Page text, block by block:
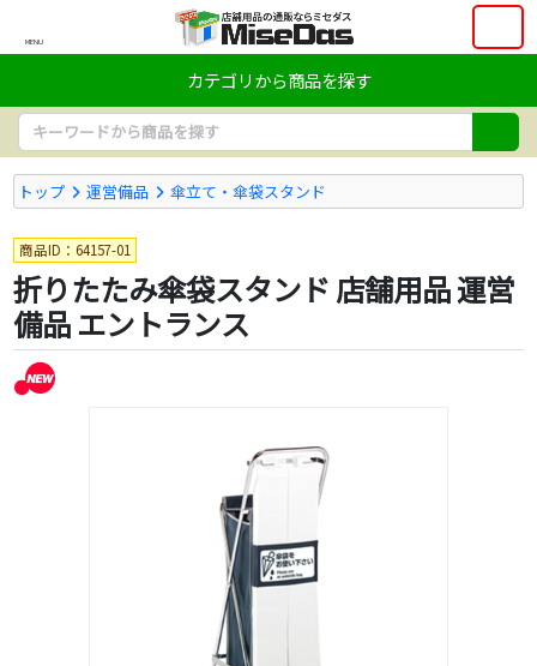
MENU
カテゴリから商品を探す
トップ 運営備品 傘立て・傘袋スタンド
商品ID：64157-01
折りたたみ傘袋スタンド 店舗用品 運営
備品 エントランス